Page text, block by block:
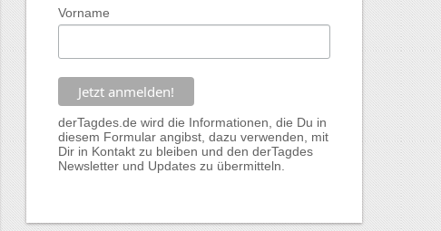
Vorname
derTagdes.de wird die Informationen, die Du in
diesem Formular angibst, dazu verwenden, mit
Dir in Kontakt zu bleiben und den derTagdes
Newsletter und Updates zu übermitteln.